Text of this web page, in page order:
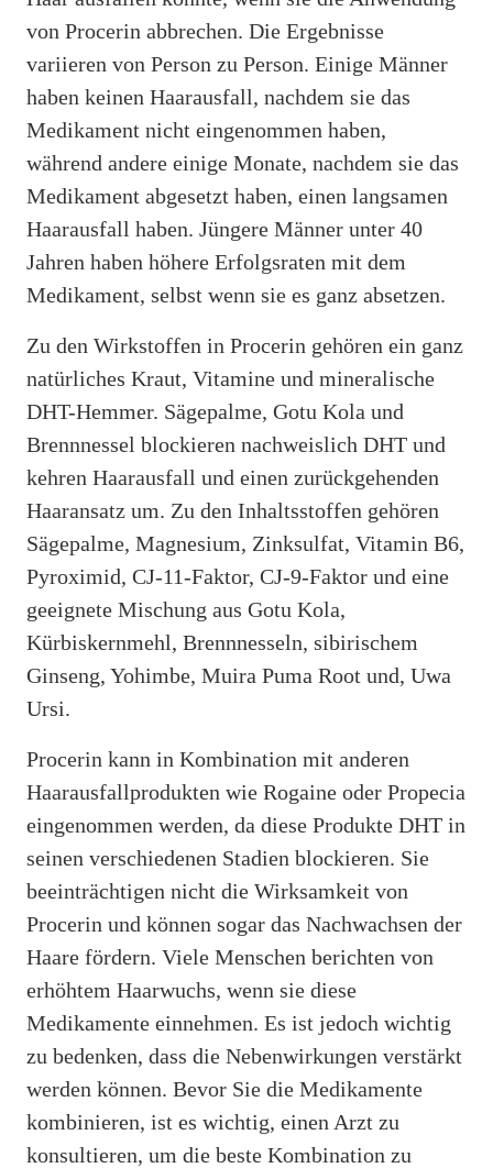
von Procerin abbrechen. Die Ergebnisse
variieren von Person zu Person. Einige Männer
haben keinen Haarausfall, nachdem sie das
Medikament nicht eingenommen haben,
während andere einige Monate, nachdem sie das
Medikament abgesetzt haben, einen langsamen
Haarausfall haben. Jüngere Männer unter 40
Jahren haben höhere Erfolgsraten mit dem
Medikament, selbst wenn sie es ganz absetzen.
Zu den Wirkstoffen in Procerin gehören ein ganz
natürliches Kraut, Vitamine und mineralische
DHT-Hemmer. Sägepalme, Gotu Kola und
Brennnessel blockieren nachweislich DHT und
kehren Haarausfall und einen zurückgehenden
Haaransatz um. Zu den Inhaltsstoffen gehören
Sägepalme, Magnesium, Zinksulfat, Vitamin B6,
Pyroximid, CJ-11-Faktor, CJ-9-Faktor und eine
geeignete Mischung aus Gotu Kola,
Kürbiskernmehl, Brennnesseln, sibirischem
Ginseng, Yohimbe, Muira Puma Root und, Uwa
Ursi.
Procerin kann in Kombination mit anderen
Haarausfallprodukten wie Rogaine oder Propecia
eingenommen werden, da diese Produkte DHT in
seinen verschiedenen Stadien blockieren. Sie
beeinträchtigen nicht die Wirksamkeit von
Procerin und können sogar das Nachwachsen der
Haare fördern. Viele Menschen berichten von
erhöhtem Haarwuchs, wenn sie diese
Medikamente einnehmen. Es ist jedoch wichtig
zu bedenken, dass die Nebenwirkungen verstärkt
werden können. Bevor Sie die Medikamente
kombinieren, ist es wichtig, einen Arzt zu
konsultieren, um die beste Kombination zu